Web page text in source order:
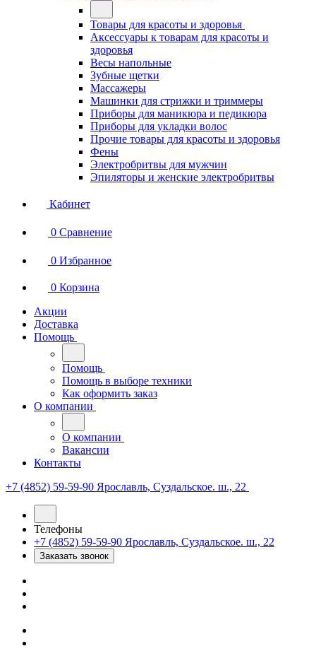
Товары для красоты и здоровья
Аксессуары к товарам для красоты и
здоровья
Весы напольные
Зубные щетки
Массажеры
Машинки для стрижки и триммеры
Приборы для маникюра и педикюра
Приборы для укладки волос
Прочие товары для красоты и здоровья
Фены
Электробритвы для мужчин
Эпиляторы и женские электробритвы
Кабинет
0 Сравнение
0 Избранное
0 Корзина
Акции
Доставка
Помощь
Помощь
Помощь в выборе техники
Как оформить заказ
О компании
О компании
Вакансии
Контакты
+7 (4852) 59-59-90 Ярославль, Суздальское. ш., 22
Телефоны
+7 (4852) 59-59-90 Ярославль, Суздальское. ш., 22
Заказать звонок